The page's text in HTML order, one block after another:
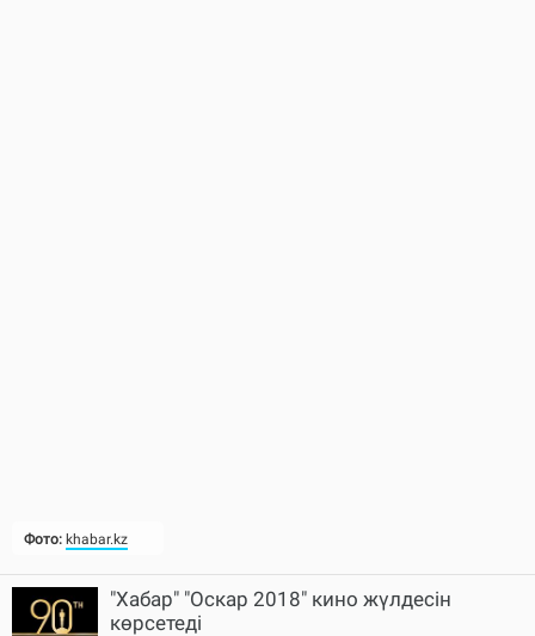
Фото: khabar.kz
"Хабар" "Оскар 2018" кино жүлдесін
көрсетеді